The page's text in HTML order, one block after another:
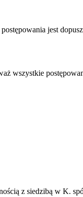
jest
wszystkie
z siedzibą w K.